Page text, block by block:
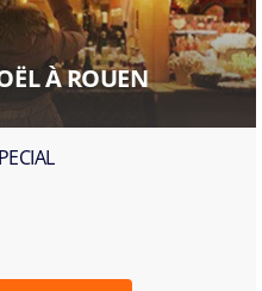
À ROUEN